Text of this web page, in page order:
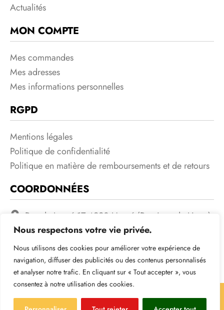
Nous respectons votre vie privée.
Nous utilisons des cookies pour améliorer votre expérience de
navigation, diffuser des publicités ou des contenus personnalisés
et analyser notre trafic. En cliquant sur « Tout accepter », vous
consentez à notre utilisation des cookies.
Actualités
MON COMPTE
Mes commandes
Mes adresses
Mes informations personnelles
RGPD
Mentions légales
Politique de confidentialité
Politique en matière de remboursements et de retours
COORDONNÉES
Rue de Lorcé 17 4920 Harzé (Province de Liege)
Belgique BE0632565506
+32485/79.84.43
Leloupcb@gmail.com
F R